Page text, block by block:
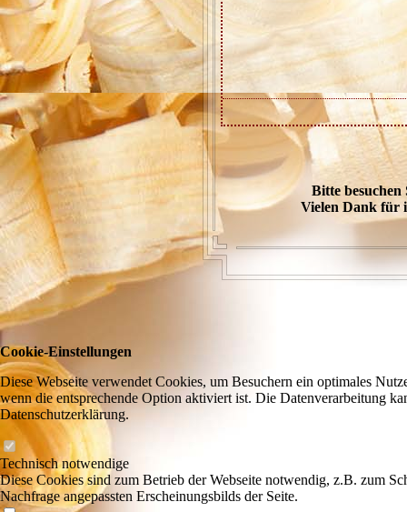
Bitte besuchen
Vielen Dank für
Cookie-Einstellungen
Diese Webseite verwendet Cookies, um Besuchern ein optimales
wenn die entsprechende Option aktiviert ist. Die Datenverarbeitung
Datenschutzerklärung.
Technisch notwendige
Diese Cookies sind zum Betrieb der Webseite notwendig, z.B. zum
Nachfrage angepassten Erscheinungsbilds der Seite.